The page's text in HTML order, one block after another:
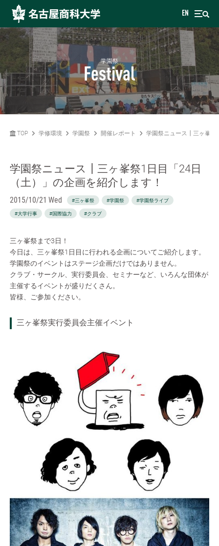
EN
学園祭
Festival
TOP 学修環境 学園祭 開催レポート 学園祭ニュース┃三ヶ峯祭
学園祭ニュース┃三ヶ峯祭1日目「24日
（土）」の企画を紹介します！
2015/10/21 Wed #三ヶ峯祭 #学園祭 #学園祭ライブ
#大学行事 #国際協力 #クラブ
三ヶ峯祭まで3日！
今日は、三ヶ峯祭1日目に行われる企画についてご紹介します。
学園祭のイベントはステージ企画だけではありません。
クラブ・サークル、実行委員会、セミナーなど、いろんな団体が
主催するイベントが盛りだくさん。
皆様、ご参加ください。
三ヶ峯祭実行委員会主催イベント